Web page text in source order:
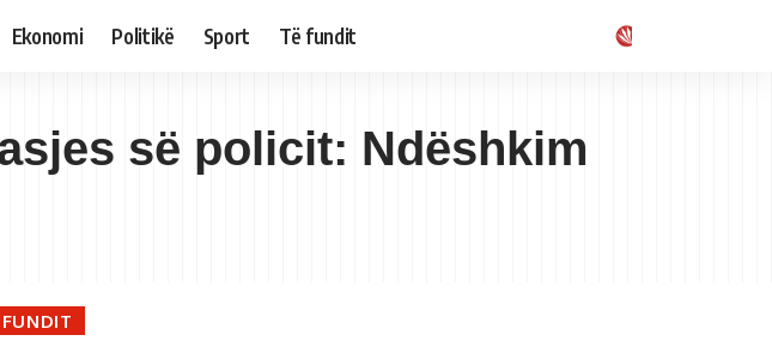
Ekonomi Politikë Sport Të fundit
së policit: Ndëshkim